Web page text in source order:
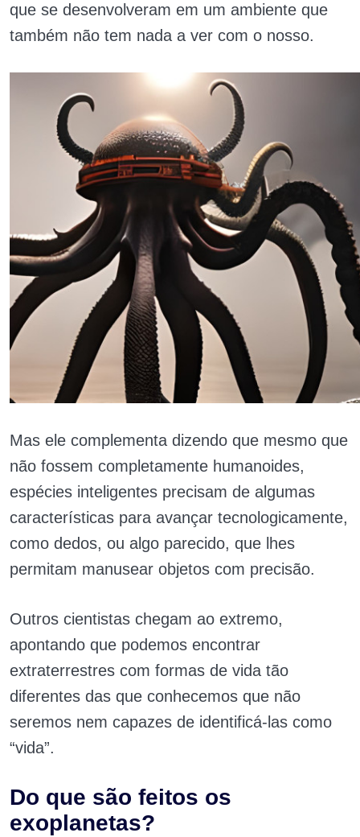
que se desenvolveram em um ambiente que
também não tem nada a ver com o nosso.
Mas ele complementa dizendo que mesmo que
não fossem completamente humanoides,
espécies inteligentes precisam de algumas
características para avançar tecnologicamente,
como dedos, ou algo parecido, que lhes
permitam manusear objetos com precisão.
Outros cientistas chegam ao extremo,
apontando que podemos encontrar
extraterrestres com formas de vida tão
diferentes das que conhecemos que não
seremos nem capazes de identificá-las como
“vida”.
Do que são feitos os
exoplanetas?